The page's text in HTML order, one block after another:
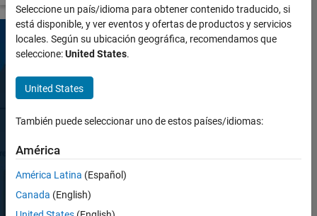
Asistente de IA optimizado para Simulink
Seleccione un país/idioma para obtener contenido traducido, si
está disponible, y ver eventos y ofertas de productos y servicios
locales. Según su ubicación geográfica, recomendamos que
seleccione:United States.
United States
También puede seleccionar uno de estos países/idiomas:
América
América Latina (Español)
Canada (English)